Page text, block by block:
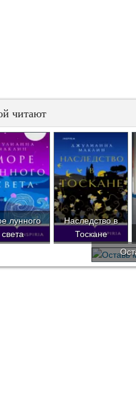
читают
лунного
света
Наследство в
Тоскане